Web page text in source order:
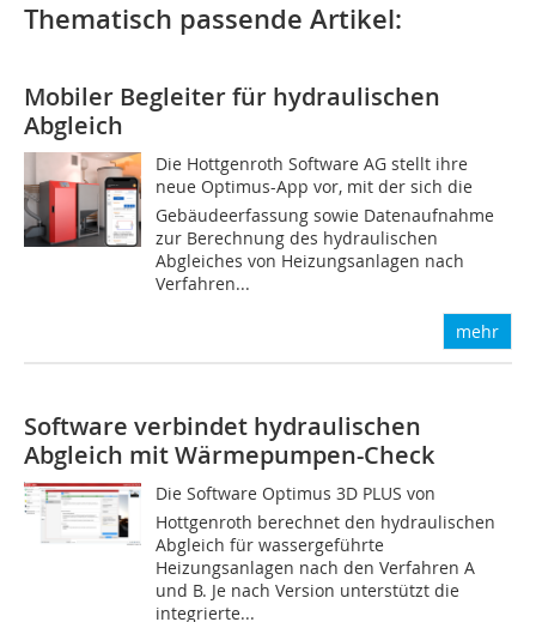
Thematisch passende Artikel:
Mobiler Begleiter für hydraulischen
Abgleich
Die Hottgenroth Software AG stellt ihre
neue Optimus-App vor, mit der sich die
Gebäudeerfassung sowie Datenaufnahme
zur Berechnung des hydraulischen
Abgleiches von Heizungsanlagen nach
Verfahren...
mehr
Software verbindet hydraulischen
Abgleich mit Wärmepumpen-Check
Die Software Optimus 3D PLUS von
Hottgenroth berechnet den hydraulischen
Abgleich für wassergeführte
Heizungsanlagen nach den Verfahren A
und B. Je nach Version unterstützt die
integrierte...